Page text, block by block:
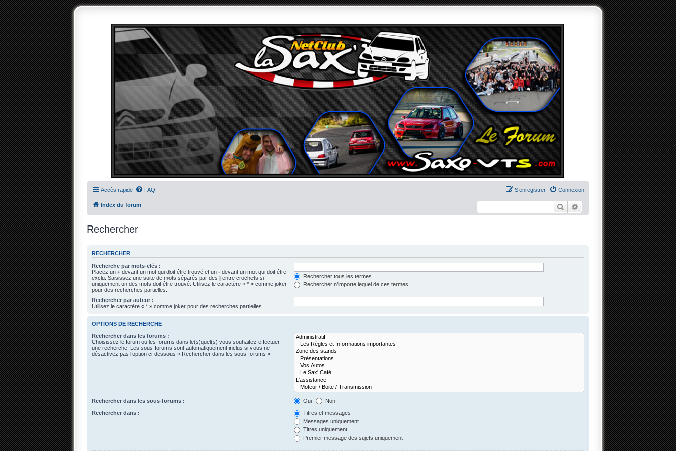
Accès rapide FAQ Connexion
S’enregistrer
Index du forum RechercherRecherche avancée
Rechercher
RECHERCHER
Recherche par mots-clés :
Placez un + devant un mot qui doit être trouvé et un - devant un mot qui doit être
exclu. Saisissez une suite de mots séparés par des | entre crochets si
uniquement un des mots doit être trouvé. Utilisez le caractère « * » comme joker
pour des recherches partielles.
Rechercher tous les termes
Rechercher n’importe lequel de ces termes
Rechercher par auteur :
Utilisez le caractère « * » comme joker pour des recherches partielles.
OPTIONS DE RECHERCHE
Rechercher dans les forums :
Choisissez le forum ou les forums dans le(s)quel(s) vous souhaitez effectuer
une recherche. Les sous-forums sont automatiquement inclus si vous ne
désactivez pas l’option ci-dessous « Rechercher dans les sous-forums ».
Rechercher dans les sous-forums : Oui Non
Rechercher dans :
Titres et messages
Messages uniquement
Titres uniquement
Premier message des sujets uniquement